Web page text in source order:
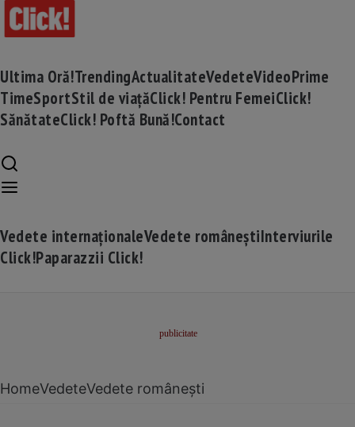
Ultima Oră!TrendingActualitateVedeteVideoPrime
TimeSportStil de viațăClick! Pentru FemeiClick!
SănătateClick! Poftă Bună!Contact
Vedete internaționaleVedete româneștiInterviurile
Click!Paparazzii Click!
HomeVedeteVedete românești